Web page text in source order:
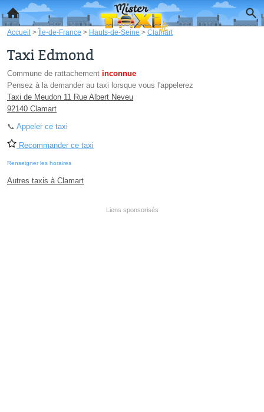
Accueil > Île-de-France > Hauts-de-Seine > Clamart
Taxi Edmond
Commune de rattachement inconnue
Pensez à la demander au taxi lorsque vous l'appelerez
Taxi de Meudon 11 Rue Albert Neveu
92140 Clamart
📞 Appeler ce taxi
Recommander ce taxi
Renseigner les horaires
Autres taxis à Clamart